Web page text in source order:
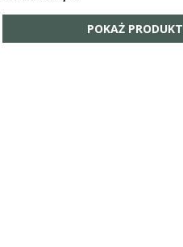
POKAŻ PRODUKT